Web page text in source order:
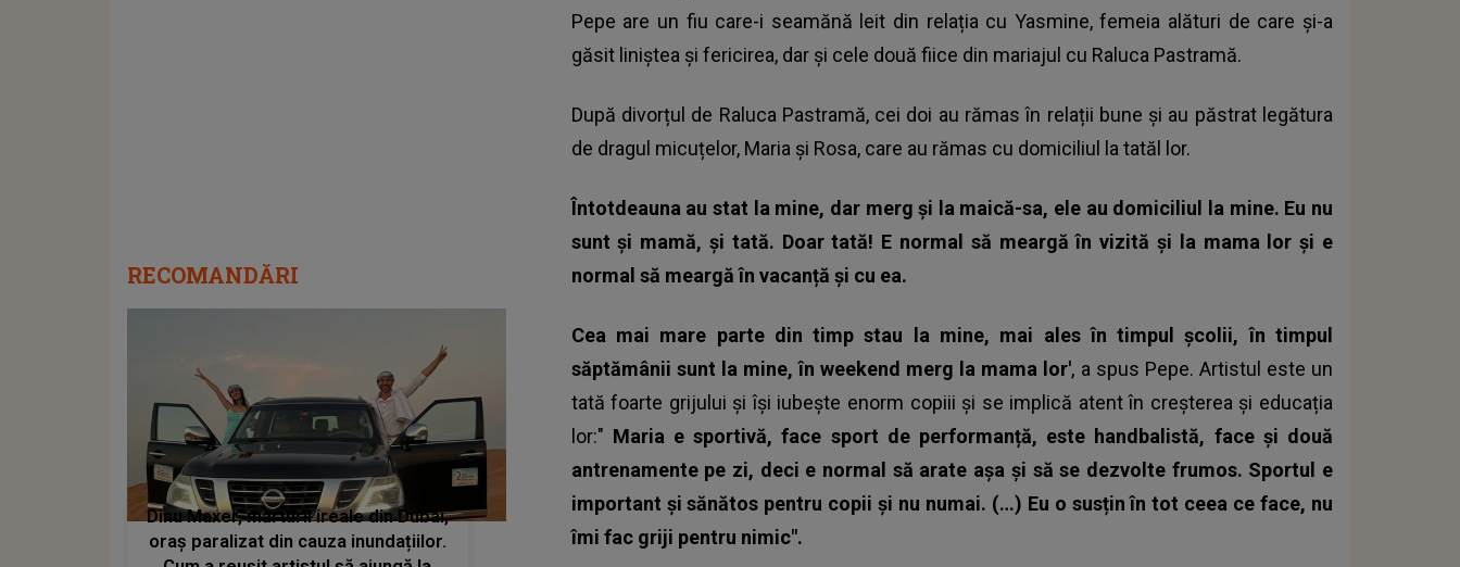
Pepe are un fiu care-i seamănă leit din relația cu Yasmine, femeia alături de care și-a
găsit liniștea și fericirea, dar și cele două fiice din mariajul cu Raluca Pastramă.
După divorțul de Raluca Pastramă, cei doi au rămas în relații bune și au păstrat legătura
de dragul micuțelor, Maria și Rosa, care au rămas cu domiciliul la tatăl lor.
Întotdeauna au stat la mine, dar merg și la maică-sa, ele au domiciliul la mine. Eu nu
sunt și mamă, și tată. Doar tată! E normal să meargă în vizită și la mama lor și e
normal să meargă în vacanță și cu ea.
Cea mai mare parte din timp stau la mine, mai ales în timpul școlii, în timpul
săptămânii sunt la mine, în weekend merg la mama lor', a spus Pepe. Artistul este un
tată foarte grijului și își iubește enorm copiii și se implică atent în creșterea și educația
lor:" Maria e sportivă, face sport de performanță, este handbalistă, face și două
antrenamente pe zi, deci e normal să arate așa și să se dezvolte frumos. Sportul e
important și sănătos pentru copii și nu numai. (…) Eu o susțin în tot ceea ce face, nu
îmi fac griji pentru nimic".
RECOMANDĂRI
Dinu Maxer, mărturii ireale din Dubai,
oraș paralizat din cauza inundațiilor.